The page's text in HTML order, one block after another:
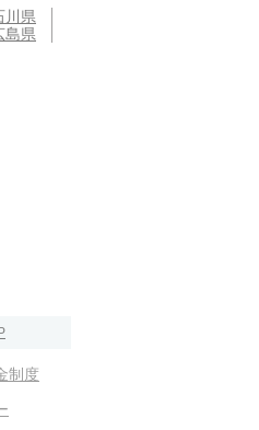
川県
島県
制度